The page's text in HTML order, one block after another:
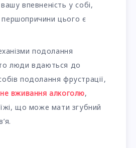
впевненість у собі,
цього є
подолання
люди вдаються до
подолання фрустрації,
вживання алкоголю,
що може мати згубний